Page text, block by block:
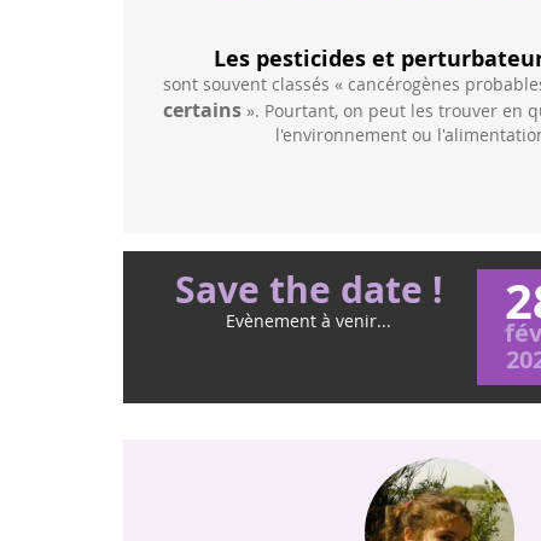
Les pesticides et
sont souvent classés « cancérogènes
certains ». Pourtant, on peut les trouver en
l'environnement ou
Save the date !
Evènement à venir...